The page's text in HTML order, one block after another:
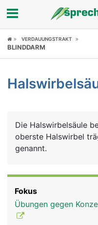
Fokus
Symptome
News
Rubriken
VERDAUUNGSTRAKT
BLINDDARM
Die Halswirbelsäule
oberste Halswirbel
genannt.
Fokus
Übungen gegen